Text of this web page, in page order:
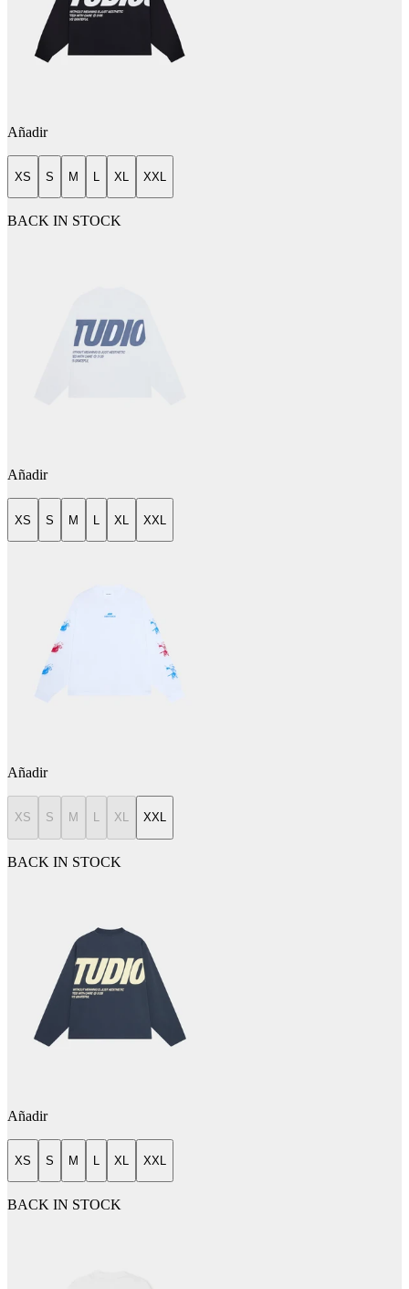
Añadir
XS S M L XL XXL
BACK IN STOCK
Añadir
XS S M L XL XXL
Añadir
XS S M L XL XXL
BACK IN STOCK
Añadir
XS S M XL XXL
BACK IN STOCK